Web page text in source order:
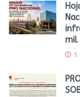
mil
5